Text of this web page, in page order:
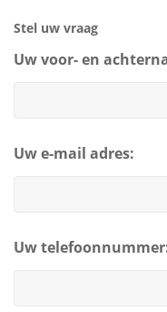
Stel uw vraag
Uw voor- en
Uw e-mail adres:
Uw